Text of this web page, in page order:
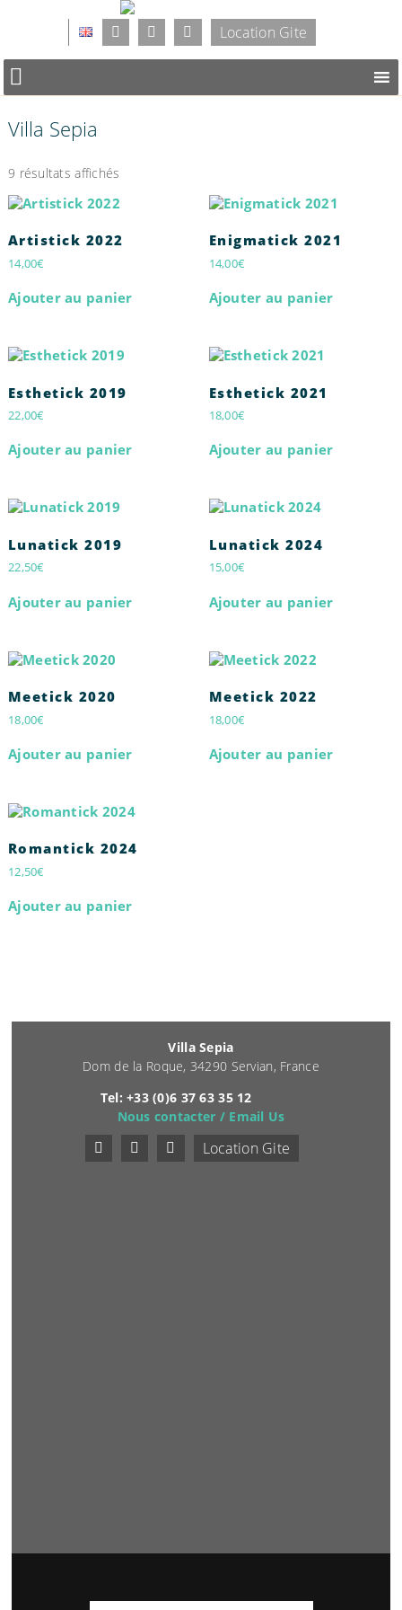
Location Gite
Villa Sepia
9 résultats affichés
Artistick 2022
14,00€
Ajouter au panier
Enigmatick 2021
14,00€
Ajouter au panier
Esthetick 2019
22,00€
Ajouter au panier
Esthetick 2021
18,00€
Ajouter au panier
Lunatick 2019
22,50€
Ajouter au panier
Lunatick 2024
15,00€
Ajouter au panier
Meetick 2020
18,00€
Ajouter au panier
Meetick 2022
18,00€
Ajouter au panier
Romantick 2024
12,50€
Ajouter au panier
Villa Sepia
Dom de la Roque, 34290 Servian, France
Tel: +33 (0)6 37 63 35 12
Nous contacter / Email Us
Location Gite